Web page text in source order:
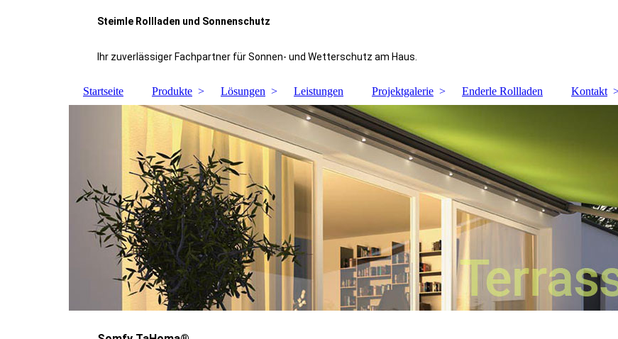
Steimle Rollladen und Sonnenschutz
Ihr zuverlässiger Fachpartner für Sonnen- und Wetterschutz am Haus.
Startseite Produkte Lösungen Leistungen Projektgalerie Enderle Rollladen Kontakt